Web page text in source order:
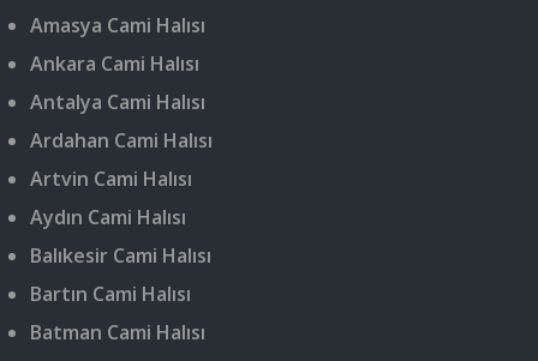
Amasya Cami Halısı
Ankara Cami Halısı
Antalya Cami Halısı
Ardahan Cami Halısı
Artvin Cami Halısı
Aydın Cami Halısı
Balıkesir Cami Halısı
Bartın Cami Halısı
Batman Cami Halısı